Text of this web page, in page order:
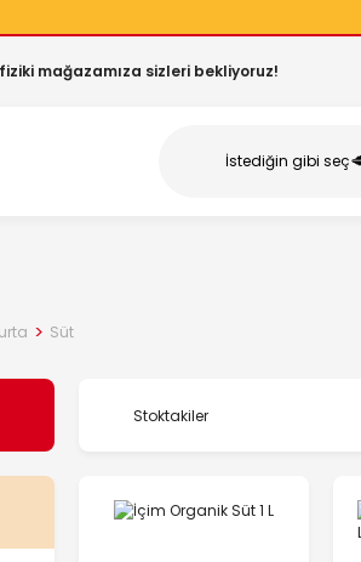
mağazamıza sizleri bekliyoruz!
Süt
Stoktakiler